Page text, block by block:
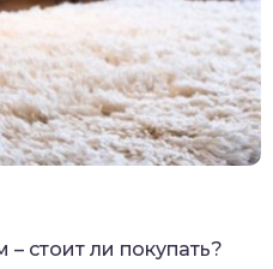
стоит ли покупать?